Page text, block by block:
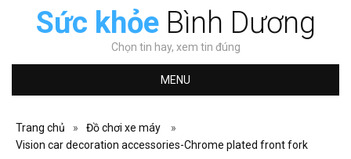
Sức khỏeBình Dương
Chọn tin hay, xem tin đúng
MENU
Trang chủ » Đồ chơi xe máy
»
Vision car decoration accessories-Chrome plated front fork